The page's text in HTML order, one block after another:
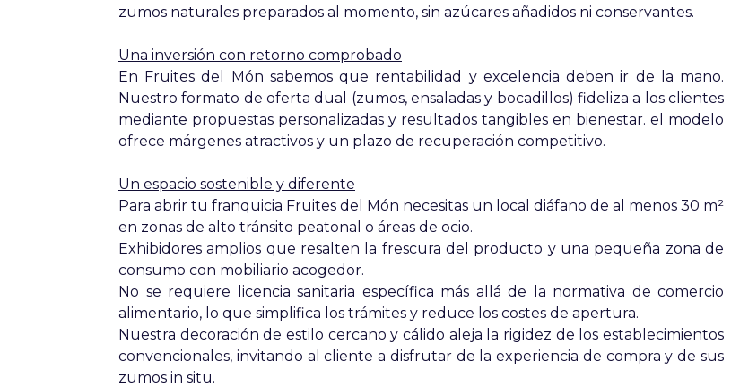
zumos naturales preparados al momento, sin azúcares añadidos ni conservantes.
Una inversión con retorno comprobado
En Fruites del Món sabemos que rentabilidad y excelencia deben ir de la mano.
Nuestro formato de oferta dual (zumos, ensaladas y bocadillos) fideliza a los clientes
mediante propuestas personalizadas y resultados tangibles en bienestar. el modelo
ofrece márgenes atractivos y un plazo de recuperación competitivo.
Un espacio sostenible y diferente
Para abrir tu franquicia Fruites del Món necesitas un local diáfano de al menos 30 m²
en zonas de alto tránsito peatonal o áreas de ocio.
Exhibidores amplios que resalten la frescura del producto y una pequeña zona de
consumo con mobiliario acogedor.
No se requiere licencia sanitaria específica más allá de la normativa de comercio
alimentario, lo que simplifica los trámites y reduce los costes de apertura.
Nuestra decoración de estilo cercano y cálido aleja la rigidez de los establecimientos
convencionales, invitando al cliente a disfrutar de la experiencia de compra y de sus
zumos in situ.